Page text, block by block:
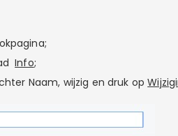
Info;
Naam, wijzig en druk op